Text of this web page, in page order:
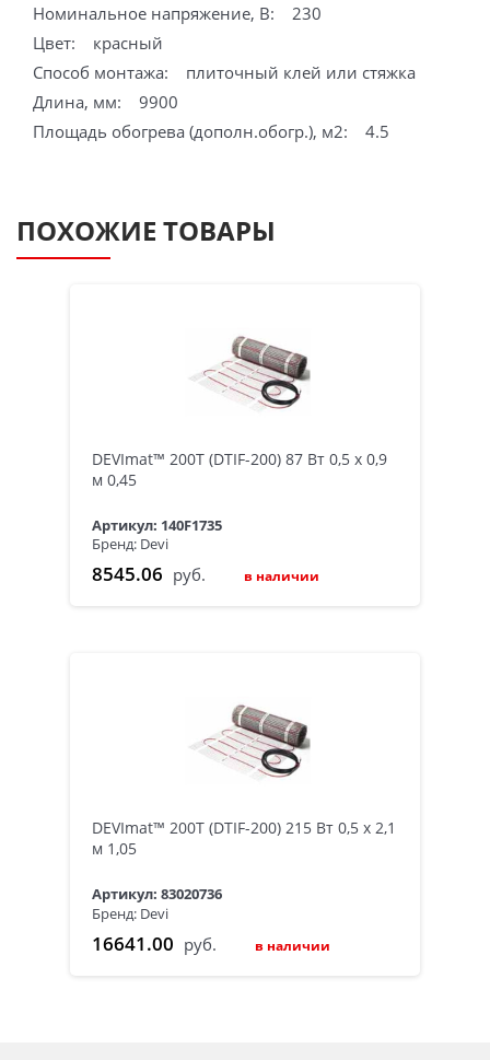
Номинальное напряжение, В: 230
Цвет: красный
Способ монтажа: плиточный клей или стяжка
Длина, мм: 9900
Площадь обогрева (дополн.обогр.), м2: 4.5
ПОХОЖИЕ ТОВАРЫ
DEVImat™ 200T (DTIF-200) 87 Вт 0,5 x 0,9
м 0,45
Артикул: 140F1735
Бренд: Devi
8545.06 руб. в наличии
DEVImat™ 200T (DTIF-200) 215 Вт 0,5 x 2,1
м 1,05
Артикул: 83020736
Бренд: Devi
16641.00 руб. в наличии